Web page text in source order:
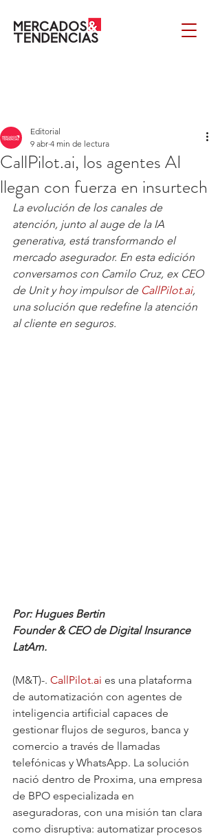
CallPilot.ai, los agentes AI
llegan con fuerza en insurtech
Editorial
9 abr 4 min de lectura
La evolución de los canales de
atención, junto al auge de la IA
generativa, está transformando el
mercado asegurador. En esta edición
conversamos con Camilo Cruz, ex CEO
de Unit y hoy impulsor de CallPilot.ai,
una solución que redefine la atención
al cliente en seguros.
Por: Hugues Bertin
Founder & CEO de Digital Insurance
LatAm.
(M&T)-. CallPilot.ai es una plataforma
de automatización con agentes de
inteligencia artificial capaces de
gestionar flujos de seguros, banca y
comercio a través de llamadas
telefónicas y WhatsApp. La solución
nació dentro de Proxima, una empresa
de BPO especializada en
aseguradoras, con una misión tan clara
como disruptiva: automatizar procesos